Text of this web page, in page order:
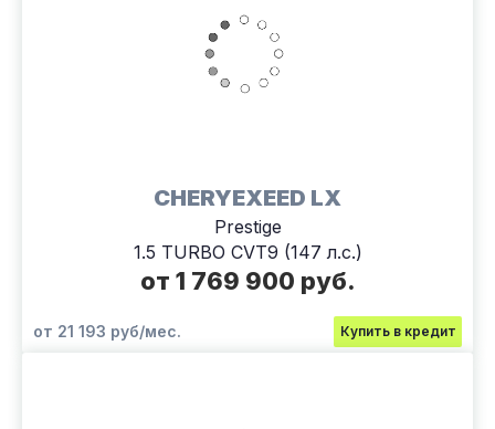
CHERYEXEED LX
Prestige
1.5 TURBO CVT9 (147 л.с.)
от 1 769 900 руб.
от 21 193 руб/мес. Купить в кредит